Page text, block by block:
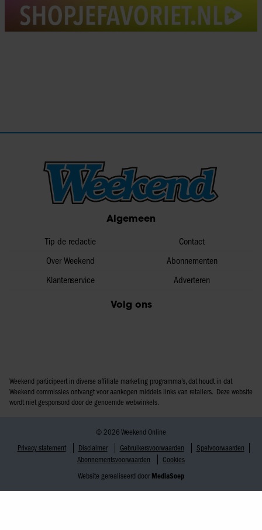
Algemeen
Tip de redactie
Over Weekend
Klantenservice
Contact
Abonnementen
Adverteren
Volg ons
Weekend participeert in diverse affiliate marketing programma’s, dat houdt in dat
Weekend commissies ontvangt voor aankopen middels links van retailers. Deze website
wordt niet gesponsord door de genoemde webwinkels.
© 2026 Weekend Online
Privacy statement
Disclaimer Gebruikersvoorwaarden
Spelvoorwaarden
Abonnementsvoorwaarden
Cookies
Website gerealiseerd door MediaSoep